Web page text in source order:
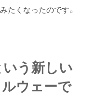
たくなったのです。
う新しい
ウェーで